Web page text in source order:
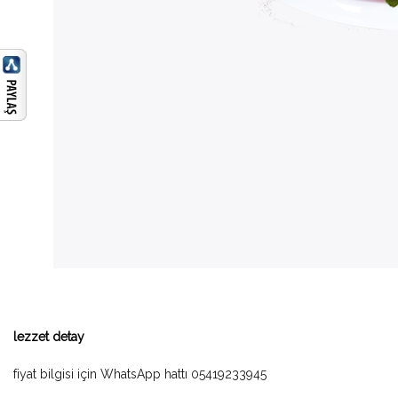
lezzet detay
fiyat bilgisi için WhatsApp hattı 05419233945